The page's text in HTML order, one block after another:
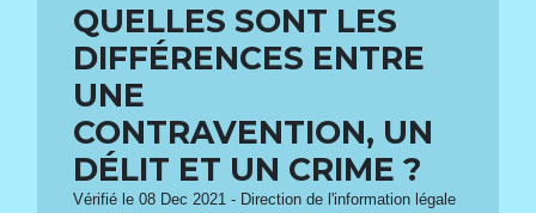
QUELLES SONT LES
DIFFÉRENCES ENTRE
UNE
CONTRAVENTION, UN
DÉLIT ET UN CRIME ?
Vérifié le 08 Dec 2021 - Direction de l'information légale